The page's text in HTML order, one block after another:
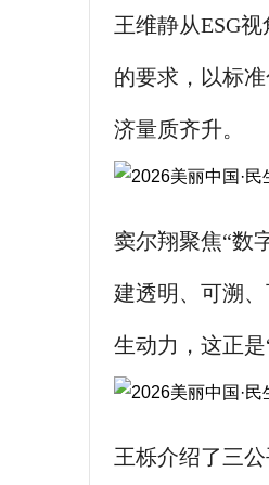
王维静从ESG
的要求，以标
济量质齐升。
窦尔翔聚焦“数
建透明、可溯
生动力，这正是
王栎介绍了三